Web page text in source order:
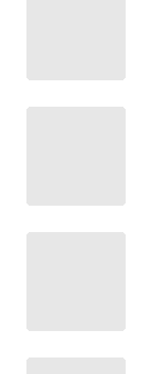
Network
WALINKI
ID